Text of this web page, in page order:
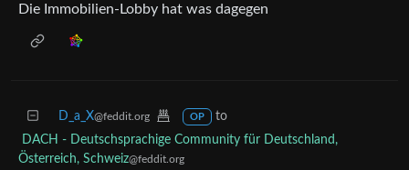
Die Immobilien-Lobby hat was dagegen
D_a_X@feddit.org OP
to
DACH - Deutschsprachige Community für Deutschland,
Österreich, Schweiz@feddit.org